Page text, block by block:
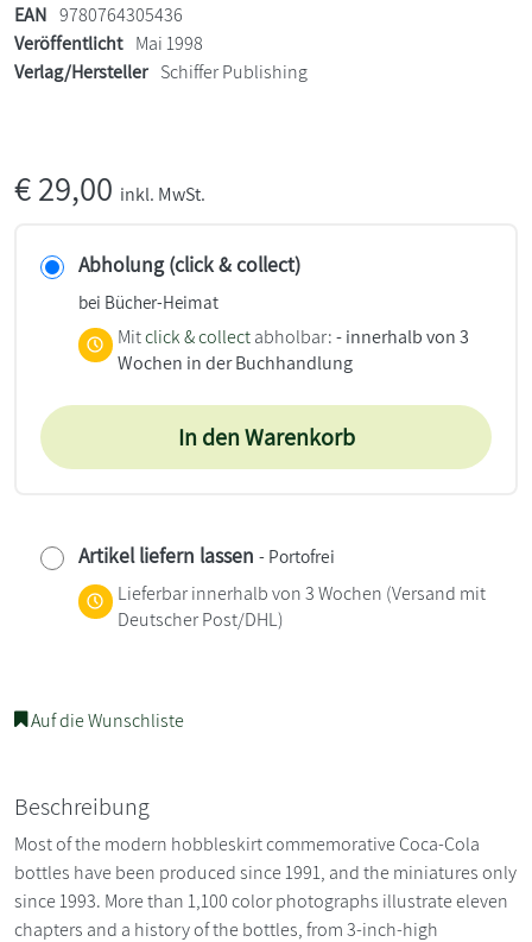
EAN 9780764305436
Veröffentlicht Mai 1998
Verlag/Hersteller Schiffer Publishing
€29,00 inkl. MwSt.
Abholung (click & collect)
bei Bücher-Heimat
Mitclick & collect abholbar:- innerhalb von 3
Wochen in der Buchhandlung
In den Warenkorb
Artikel liefern lassen - Portofrei
Lieferbar innerhalb von 3 Wochen (Versand mit
Deutscher Post/DHL)
Auf die Wunschliste
Beschreibung
Most of the modern hobbleskirt commemorative Coca-Cola
bottles have been produced since 1991, and the miniatures only
since 1993. More than 1,100 color photographs illustrate eleven
chapters and a history of the bottles, from 3-inch-high